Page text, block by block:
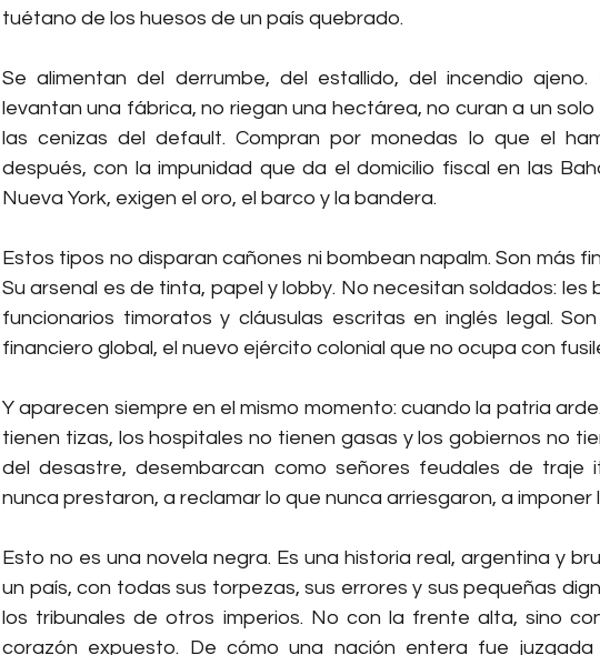
tuétano de los huesos de un país quebrado.
Se alimentan del derrumbe, del estallido, del incendio
levantan una fábrica, no riegan una hectárea, no curan a un
las cenizas del default. Compran por monedas lo que el
después, con la impunidad que da el domicilio fiscal en las
Nueva York, exigen el oro, el barco y la bandera.
Estos tipos no disparan cañones ni bombean napalm. Son más
Su arsenal es de tinta, papel y lobby. No necesitan soldados: les
funcionarios timoratos y cláusulas escritas en inglés legal.
financiero global, el nuevo ejército colonial que no ocupa con
Y aparecen siempre en el mismo momento: cuando la patria
tienen tizas, los hospitales no tienen gasas y los gobiernos no
del desastre, desembarcan como señores feudales de traje
nunca prestaron, a reclamar lo que nunca arriesgaron, a
Esto no es una novela negra. Es una historia real, argentina y
un país, con todas sus torpezas, sus errores y sus pequeñas
los tribunales de otros imperios. No con la frente alta, sino
corazón expuesto. De cómo una nación entera fue